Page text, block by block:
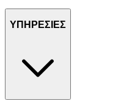
ΥΠΗΡΕΣΙΕΣ